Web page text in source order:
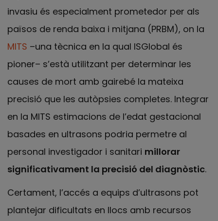
invasiu és especialment prometedor per als
països de renda baixa i mitjana (PRBM), on la
MITS –una tècnica en la qual ISGlobal és
pioner– s’està utilitzant per determinar les
causes de mort amb gairebé la mateixa
precisió que les autòpsies completes. Integrar
en la MITS estimacions de l’edat gestacional
basades en ultrasons podria permetre al
personal investigador i sanitari millorar
significativament la precisió del diagnòstic.
Certament, l’accés a equips d’ultrasons pot
plantejar dificultats en llocs amb recursos